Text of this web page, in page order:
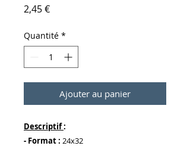
2,45 €Prix
Quantité *
Ajouter au panier
Descriptif:
- Format : 24x32